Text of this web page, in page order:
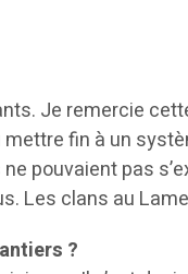
Je remercie
fin à un
pouvaient pas
Les clans au
?